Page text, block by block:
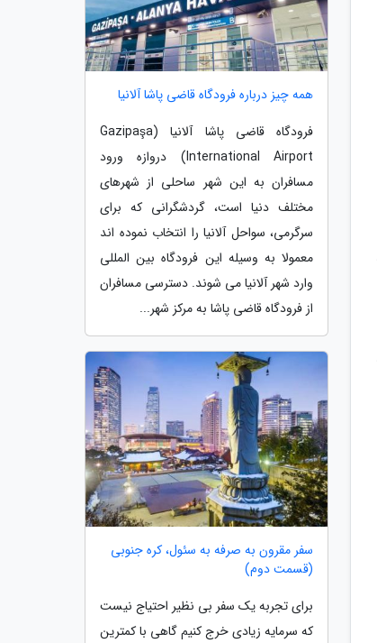
همه چیز درباره فرودگاه قاضی پاشا آلانیا
فرودگاه قاضی پاشا آلانیا (Gazipaşa
International Airport) دروازه ورود
مسافران به این شهر ساحلی از شهرهای
مختلف دنیا است، گردشگرانی که برای
سرگرمی، سواحل آلانیا را انتخاب نموده اند
معمولا به وسیله این فرودگاه بین المللی
وارد شهر آلانیا می شوند. دسترسی مسافران
از فرودگاه قاضی پاشا به مرکز شهر...
سفر مقرون به صرفه به سئول، کره جنوبی
(قسمت دوم)
برای تجربه یک سفر بی نظیر احتیاج نیست
که سرمایه زیادی خرج کنیم گاهی با کمترین